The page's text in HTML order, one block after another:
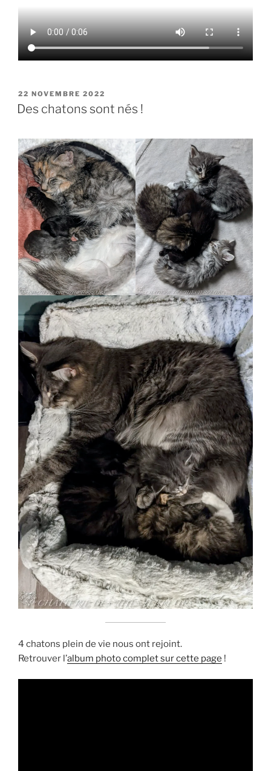
PUBLIÉ
LE
22 NOVEMBRE 2022
Des chatons sont nés !
4 chatons plein de vie nous ont rejoint.
Retrouver l’album photo complet sur cette page !